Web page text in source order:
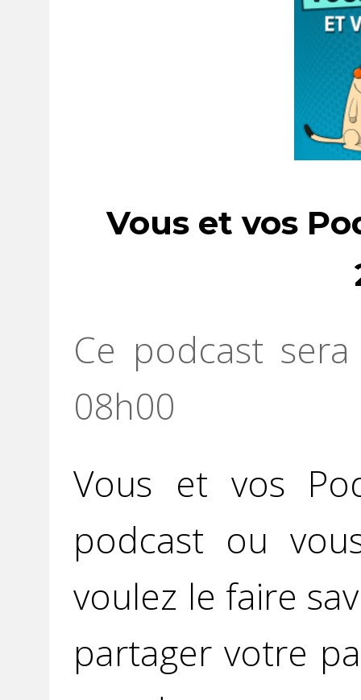
Vous et vos
Ce podcast
08h00
Vous et vos
podcast ou
voulez le faire
partager votre